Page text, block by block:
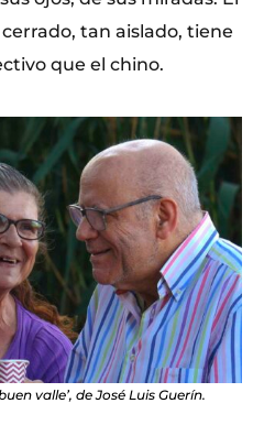
tan aislado, tiene
que el chino.
valle’, de José Luis Guerín.